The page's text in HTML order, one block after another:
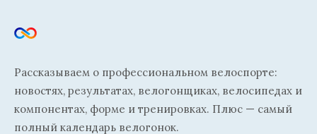
Рассказываем о профессиональном велоспорте:
новостях, результатах, велогонщиках, велосипедах и
компонентах, форме и тренировках. Плюс — самый
полный календарь велогонок.